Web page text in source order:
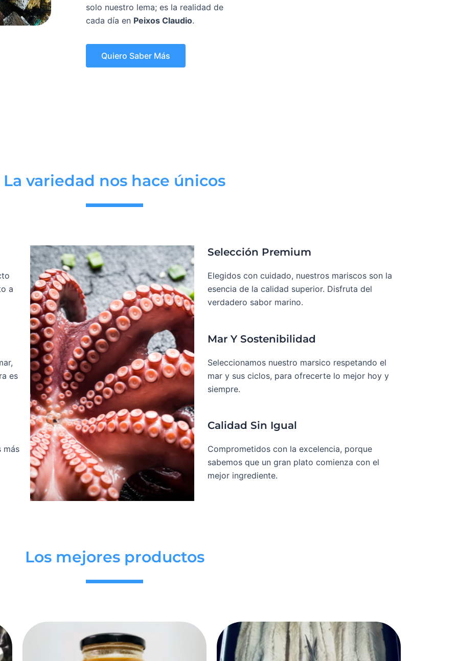
solo nuestro lema; es la realidad de
cada día en Peixos Claudio.
Quiero Saber Más
La variedad nos hace únicos
a
es
más
Selección Premium
Elegidos con cuidado, nuestros mariscos son la
esencia de la calidad superior. Disfruta del
verdadero sabor marino.
Mar Y Sostenibilidad
Seleccionamos nuestro marsico respetando el
mar y sus ciclos, para ofrecerte lo mejor hoy y
siempre.
Calidad Sin Igual
Comprometidos con la excelencia, porque
sabemos que un gran plato comienza con el
mejor ingrediente.
Los mejores productos